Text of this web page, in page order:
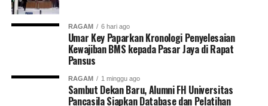
RAGAM 6 hari ago
Umar Key Paparkan Kronologi Penyelesaian
Kewajiban BMS kepada Pasar Jaya di Rapat
Pansus
RAGAM 1 minggu ago
Sambut Dekan Baru, Alumni FH Universitas
Pancasila Siapkan Database dan Pelatihan